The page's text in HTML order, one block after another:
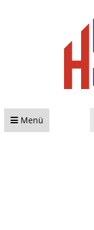
Menü